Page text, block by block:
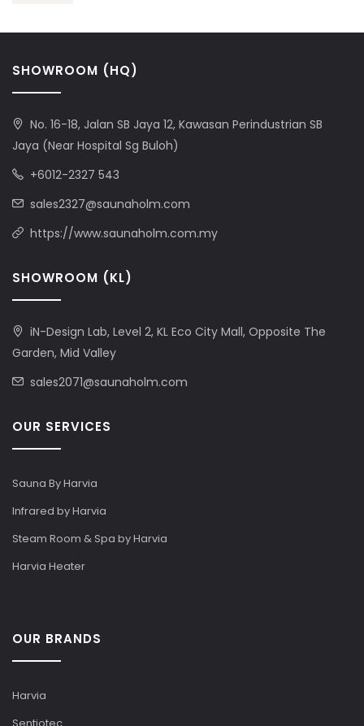
SHOWROOM (HQ)
No. 16-18, Jalan SB Jaya 12, Kawasan Perindustrian SB
Jaya (Near Hospital Sg Buloh)
+6012-2327 543
sales2327@saunaholm.com
https://www.saunaholm.com.my
SHOWROOM (KL)
iN-Design Lab, Level 2, KL Eco City Mall, Opposite The
Garden, Mid Valley
sales2071@saunaholm.com
OUR SERVICES
Sauna By Harvia
Infrared by Harvia
Steam Room & Spa by Harvia
Harvia Heater
OUR BRANDS
Harvia